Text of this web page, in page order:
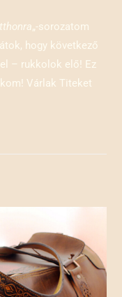
„-sorozatom
hogy következő
– rukkolok elő! Ez
Várlak Titeket